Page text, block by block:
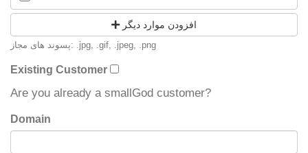
افزودن موارد دیگر
پسوند های مجاز: .jpg, .gif, .jpeg, .png
Existing Customer
Are you already a smallGod customer?
Domain